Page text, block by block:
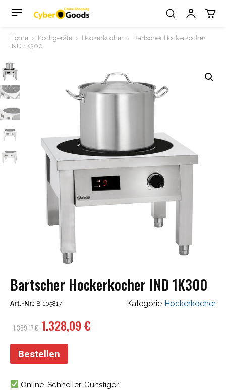
Home Kochgeräte Hockerkocher
Bartscher Hockerkocher
IND 1K300
Bartscher Hockerkocher IND 1K300
Art.-Nr.: B-105817 Kategorie: Hockerkocher
1.369,17€ Ursprünglicher
Preis
war:
1.369,17 €
1.328,09€
Bestellen
Online. Schneller. Günstiger.